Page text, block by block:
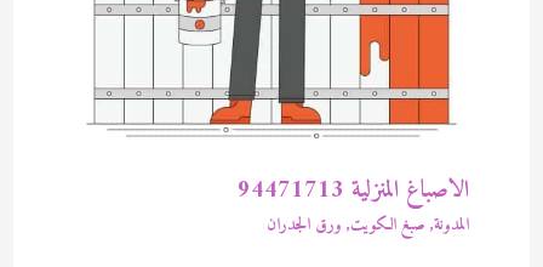
الاصباغ المنزلية 94471713
المدونة, صبغ الكويت, ورق الجدران